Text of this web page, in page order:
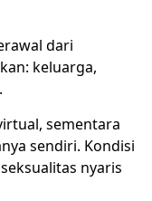
dari
keluarga,
sementara
sendiri. Kondisi
nyaris